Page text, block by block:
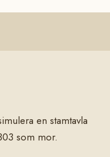
en stamtavla
som mor.